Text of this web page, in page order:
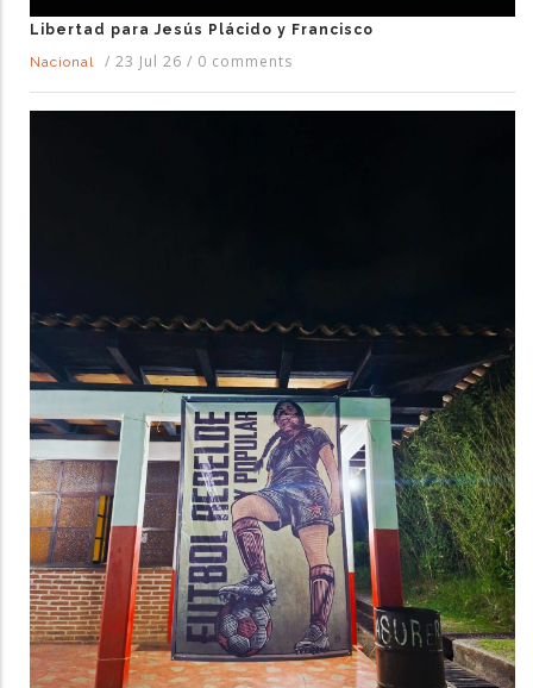
Libertad para Jesús Plácido y Francisco
Nacional
/ 23 Jul 26 / 0 comments